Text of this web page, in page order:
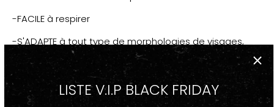
-FACILE à respirer
-S'ADAPTE à tout type de morphologies de visages,
RÉGLABLE
-Masque réutilisable
À FILTRES papier PM2.5
-"MASQ" PLUMES
LISTE V.I.P BLACK FRIDAY